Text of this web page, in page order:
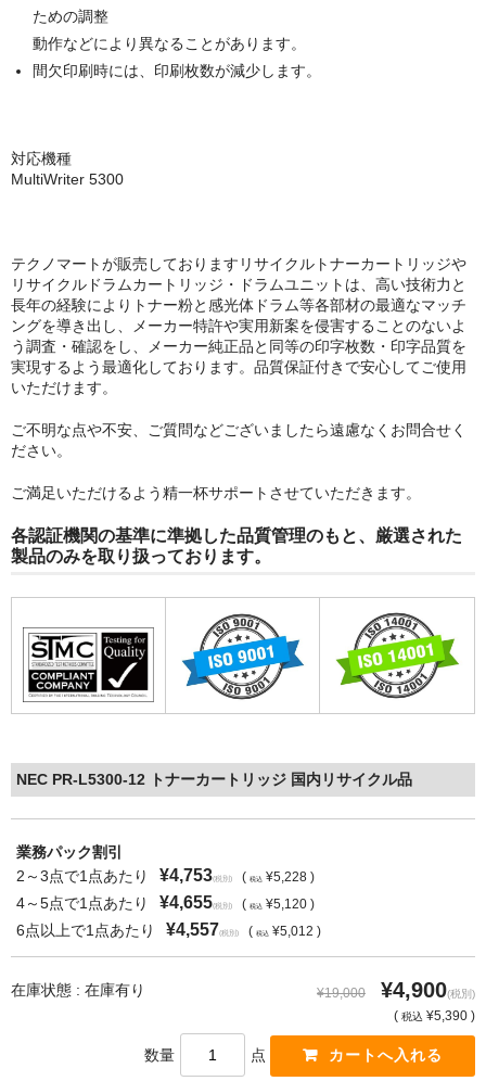
ための調整
動作などにより異なることがあります。
間欠印刷時には、印刷枚数が減少します。
対応機種
MultiWriter 5300
テクノマートが販売しておりますリサイクルトナーカートリッジや
リサイクルドラムカートリッジ・ドラムユニットは、高い技術力と
長年の経験によりトナー粉と感光体ドラム等各部材の最適なマッチ
ングを導き出し、メーカー特許や実用新案を侵害することのないよ
う調査・確認をし、メーカー純正品と同等の印字枚数・印字品質を
実現するよう最適化しております。品質保証付きで安心してご使用
いただけます。
ご不明な点や不安、ご質問などございましたら遠慮なくお問合せく
ださい。
ご満足いただけるよう精一杯サポートさせていただきます。
各認証機関の基準に準拠した品質管理のもと、厳選された
製品のみを取り扱っております。
NEC PR-L5300-12 トナーカートリッジ 国内リサイクル品
業務パック割引
2～3点で1点あたり
¥4,753(税別) ( 税込 ¥5,228 )
4～5点で1点あたり ¥4,655(税別) ( 税込 ¥5,120 )
6点以上で1点あたり ¥4,557(税別) ( 税込 ¥5,012 )
在庫状態 : 在庫有り ¥19,000 ¥4,900(税別)
( 税込 ¥5,390 )
数量 点